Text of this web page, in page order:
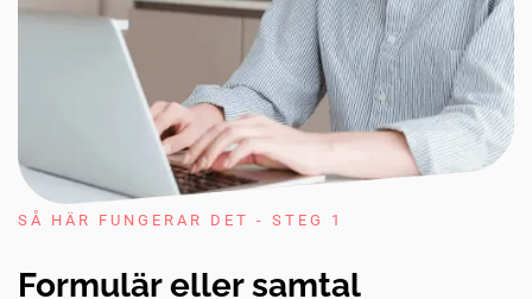
SÅ HÄR FUNGERAR DET - STEG 1
Formulär eller samtal